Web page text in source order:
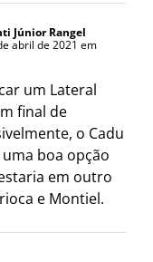
Júnior Rangel
abril de 2021 em
um Lateral
final de
o Cadu
boa opção
em outro
e Montiel.